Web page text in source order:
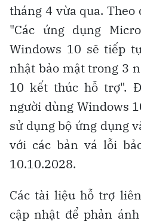
tháng 4 vừa qua. Theo
"Các ứng dụng
Windows 10 sẽ tiếp
nhật bảo mật trong 3
10 kết thúc hỗ trợ".
người dùng Windows
sử dụng bộ ứng dụng
với các bản vá lỗi
10.10.2028.
Các tài liệu hỗ trợ
cập nhật để phản